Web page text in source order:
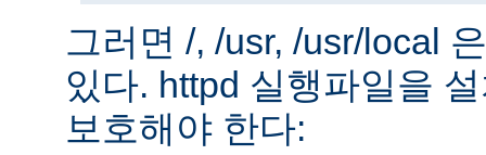
그러면 /, /usr, /usr/local
있다. httpd 실행파일을
보호해야 한다: